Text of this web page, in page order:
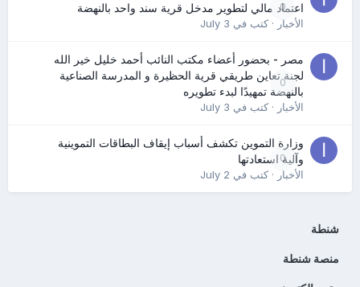
0
اعتماد مالي لتطوير مدخل قرية سند واحد بالنهضة
الأخبار· كتب في July 3
0
مصر - بحضور أعضاء مكتب النائب أحمد خليل خير الله
لجنة تعاين طريقي قرية الحظيرة و المدرسة الصناعية
بالنهضة تمهيدًا لبدء تطويره
الأخبار· كتب في July 3
0
وزارة التموين تكشف أسباب إيقاف البطاقات التموينية
وآلية استعادتها
الأخبار· كتب في July 2
شنطة
منصة شنطة